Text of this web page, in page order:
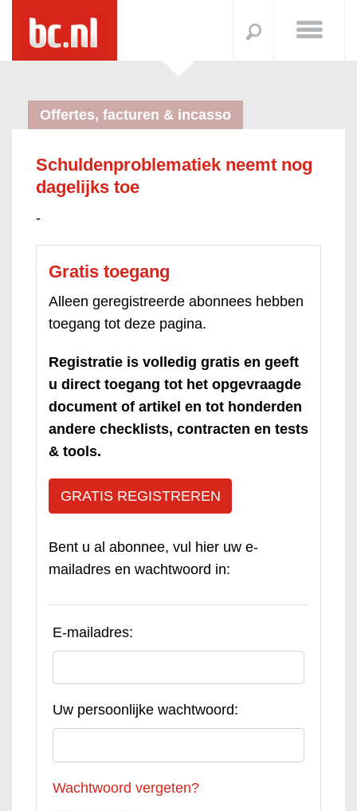
Offertes, facturen & incasso
Schuldenproblematiek neemt nog
dagelijks toe
-
Gratis toegang
Alleen geregistreerde abonnees hebben
toegang tot deze pagina.
Registratie is volledig gratis en geeft
u direct toegang tot het opgevraagde
document of artikel en tot honderden
andere checklists, contracten en tests
& tools.
GRATIS REGISTREREN
Bent u al abonnee, vul hier uw e-
mailadres en wachtwoord in:
E-mailadres:
Uw persoonlijke wachtwoord:
Wachtwoord vergeten?